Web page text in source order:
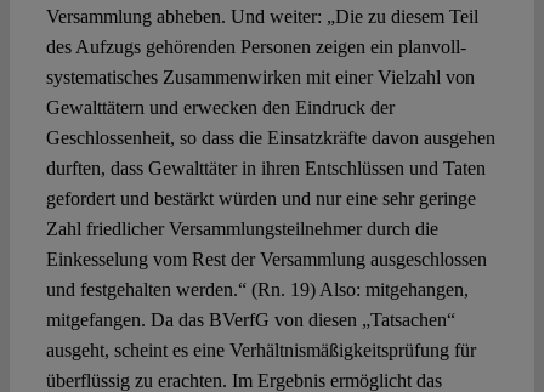
Versammlung abheben. Und weiter: „Die zu diesem Teil
des Aufzugs gehörenden Personen zeigen ein planvoll-
systematisches Zusammenwirken mit einer Vielzahl von
Gewalttätern und erwecken den Eindruck der
Geschlossenheit, so dass die Einsatzkräfte davon ausgehen
durften, dass Gewalttäter in ihren Entschlüssen und Taten
gefordert und bestärkt würden und nur eine sehr geringe
Zahl friedlicher Versammlungsteilnehmer durch die
Einkesselung vom Rest der Versammlung ausgeschlossen
und festgehalten werden.“ (Rn. 19) Also: mitgehangen,
mitgefangen. Da das BVerfG von diesen „Tatsachen“
ausgeht, scheint es eine Verhältnismäßigkeitsprüfung für
überflüssig zu erachten. Im Ergebnis ermöglicht das